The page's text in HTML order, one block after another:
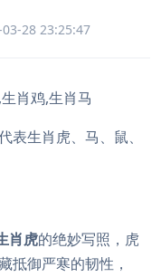
28 23:25:47
肖鸡,生肖马
生肖虎、马、鼠、
肖虎的绝妙写照，虎
抵御严寒的韧性，